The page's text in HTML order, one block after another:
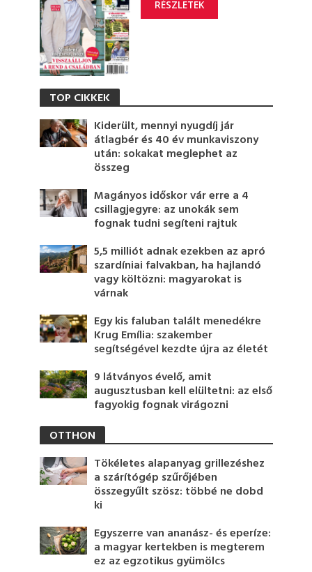
RÉSZLETEK
TOP CIKKEK
Kiderült, mennyi nyugdíj jár
átlagbér és 40 év munkaviszony
után: sokakat meglephet az
összeg
Magányos időskor vár erre a 4
csillagjegyre: az unokák sem
fognak tudni segíteni rajtuk
5,5 milliót adnak ezekben az apró
szardíniai falvakban, ha hajlandó
vagy költözni: magyarokat is
várnak
Egy kis faluban talált menedékre
Krug Emília: szakember
segítségével kezdte újra az életét
9 látványos évelő, amit
augusztusban kell elültetni: az első
fagyokig fognak virágozni
OTTHON
Tökéletes alapanyag grillezéshez
a szárítógép szűrőjében
összegyűlt szösz: többé ne dobd
ki
Egyszerre van ananász- és eperíze:
a magyar kertekben is megterem
ez az egzotikus gyümölcs